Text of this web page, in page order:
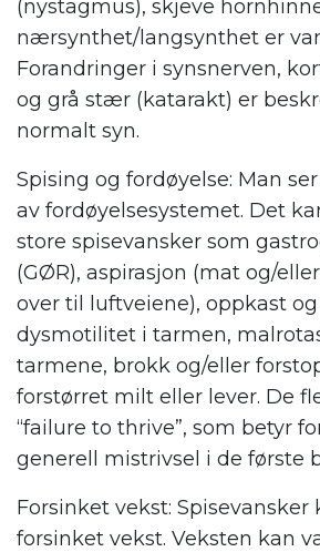
(nystagmus), skjeve
nærsynthet/langsynthet er
Forandringer i synsnerven,
og grå stær (katarakt) er
normalt syn.
Spising og fordøyelse: Man
av fordøyelsesystemet. Det
store spisevansker som
(GØR), aspirasjon (mat og/
over til luftveiene), oppkast og
dysmotilitet i tarmen,
tarmene, brokk og/eller
forstørret milt eller lever. De
“failure to thrive”, som betyr
generell mistrivsel i de første
Forsinket vekst: Spisevansker
forsinket vekst. Veksten kan